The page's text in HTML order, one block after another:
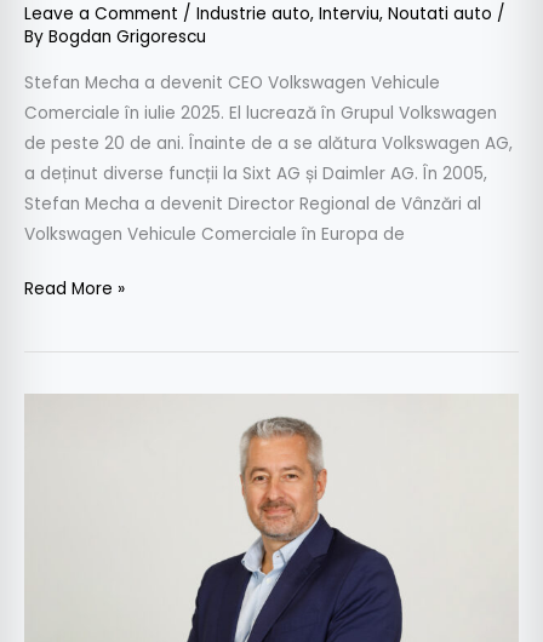
Leave a Comment / Industrie auto, Interviu, Noutati auto /
By Bogdan Grigorescu
Stefan Mecha a devenit CEO Volkswagen Vehicule
Comerciale în iulie 2025. El lucrează în Grupul Volkswagen
de peste 20 de ani. Înainte de a se alătura Volkswagen AG,
a deținut diverse funcții la Sixt AG și Daimler AG. În 2005,
Stefan Mecha a devenit Director Regional de Vânzări al
Volkswagen Vehicule Comerciale în Europa de
Read More »